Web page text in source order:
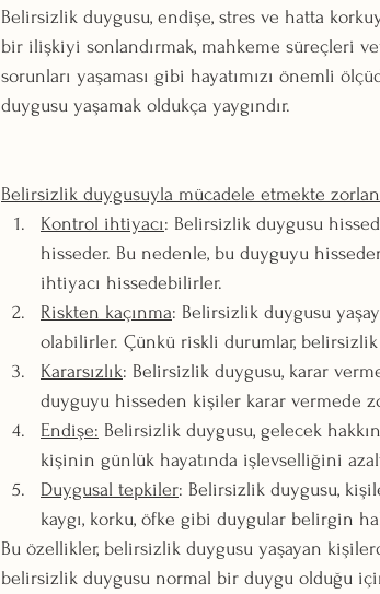
Belirsizlik duygusu, endişe, stres ve hatta
bir ilişkiyi sonlandırmak, mahkeme süreçleri
sorunları yaşaması gibi hayatımızı önemli
duygusu yaşamak oldukça yaygındır.
Belirsizlik duygusuyla mücadele etmekte
Kontrol ihtiyacı: Belirsizlik duygusu
hisseder. Bu nedenle, bu duyguyu
ihtiyacı hissedebilirler.
Riskten kaçınma: Belirsizlik duygusu
olabilirler. Çünkü riskli durumlar,
Kararsızlık: Belirsizlik duygusu, karar
duyguyu hisseden kişiler karar vermede
Endişe: Belirsizlik duygusu, gelecek
kişinin günlük hayatında işlevselliğini
Duygusal tepkiler: Belirsizlik duygusu,
kaygı, korku, öfke gibi duygular belirgin
Bu özellikler, belirsizlik duygusu yaşayan
belirsizlik duygusu normal bir duygu olduğu